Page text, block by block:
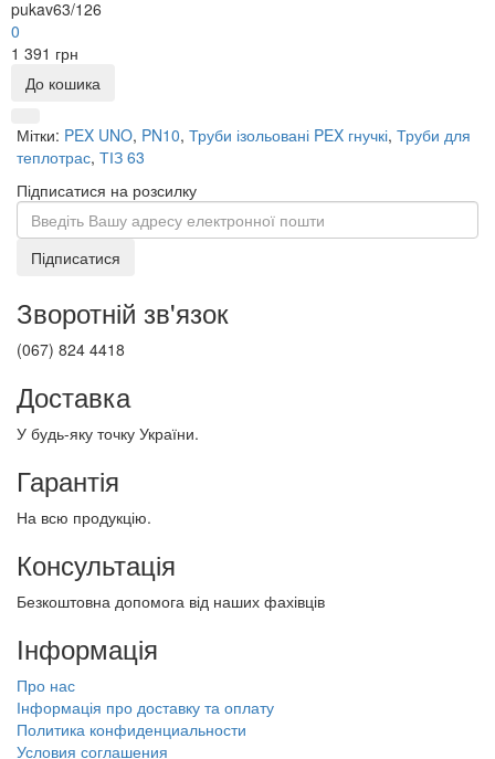
pukav63/126
0
1 391 грн
До кошика
Мітки: PEX UNO, PN10, Труби ізольовані PEX гнучкі, Труби для
теплотрас, ТІЗ 63
Підписатися на розсилку
Підписатися
Зворотній зв'язок
(067) 824 4418
Доставка
У будь-яку точку України.
Гарантія
На всю продукцію.
Консультація
Безкоштовна допомога від наших фахівців
Інформація
Про нас
Інформація про доставку та оплату
Политика конфиденциальности
Условия соглашения